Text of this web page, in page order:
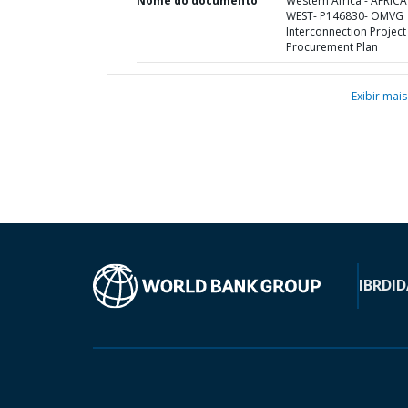
WEST- P146830- OMVG
Interconnection Project
Procurement Plan
Exibir mais
IBRD